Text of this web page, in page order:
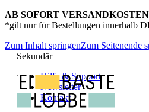
AB SOFORT
*gilt nur für Bestellungen innerhalb
Zum Inhalt springenZum Seitenende
Sekundär
Hilfe & Support
Newsletter
Kontakt